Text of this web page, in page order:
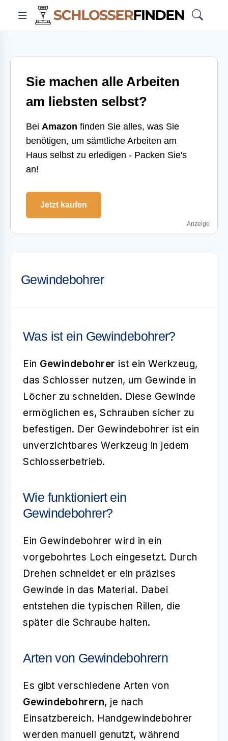
Sie machen alle Arbeiten
am liebsten selbst?
Bei Amazon finden Sie alles, was Sie
benötigen, um sämtliche Arbeiten am
Haus selbst zu erledigen - Packen Sie's
an!
Jetzt kaufen
Anzeige
Gewindebohrer
Was ist ein Gewindebohrer?
Ein Gewindebohrer ist ein Werkzeug,
das Schlosser nutzen, um Gewinde in
Löcher zu schneiden. Diese Gewinde
ermöglichen es, Schrauben sicher zu
befestigen. Der Gewindebohrer ist ein
unverzichtbares Werkzeug in jedem
Schlosserbetrieb.
Wie funktioniert ein
Gewindebohrer?
Ein Gewindebohrer wird in ein
vorgebohrtes Loch eingesetzt. Durch
Drehen schneidet er ein präzises
Gewinde in das Material. Dabei
entstehen die typischen Rillen, die
später die Schraube halten.
Arten von Gewindebohrern
Es gibt verschiedene Arten von
Gewindebohrern, je nach
Einsatzbereich. Handgewindebohrer
werden manuell genutzt, während